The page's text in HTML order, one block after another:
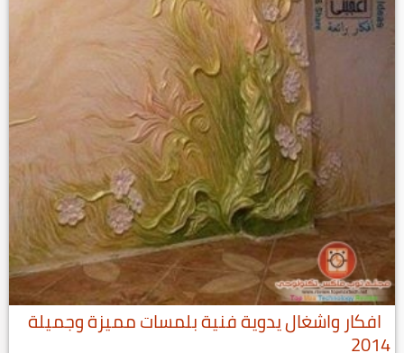
افكار واشغال يدوية فنية بلمسات مميزة وجميلة
2014